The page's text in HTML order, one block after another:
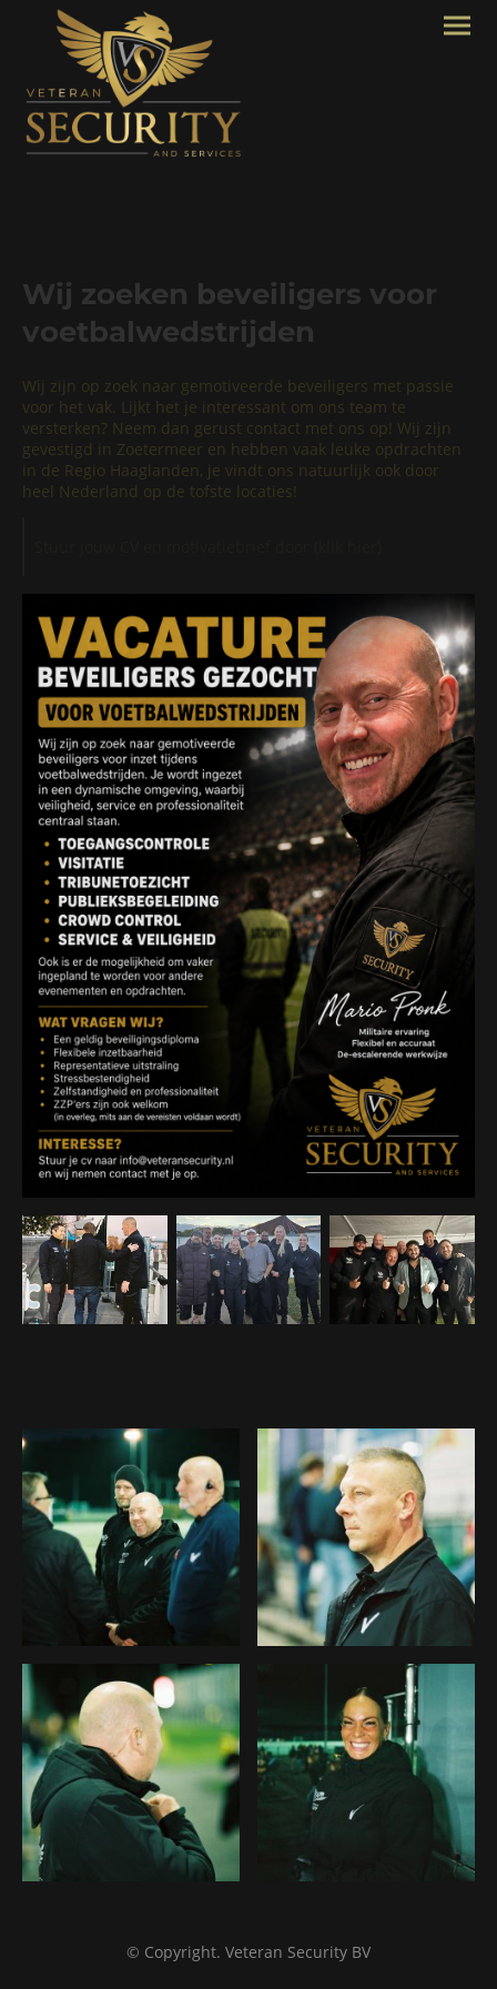
Wij zoeken beveiligers voor
voetbalwedstrijden
Wij zijn op zoek naar gemotiveerde beveiligers met passie
voor het vak. Lijkt het je interessant om ons team te
versterken? Neem dan gerust contact met ons op! Wij zijn
gevestigd in Zoetermeer en hebben vaak leuke opdrachten
in de Regio Haaglanden, je vindt ons natuurlijk ook door
heel Nederland op de tofste locaties!
© Copyright. Veteran Security BV